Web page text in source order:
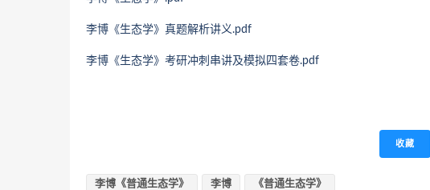
李博《生态学》真题解析讲义.pdf
李博《生态学》考研冲刺串讲及模拟四套卷.pdf
收藏
李博《普通生态学》 李博 《普通生态学》